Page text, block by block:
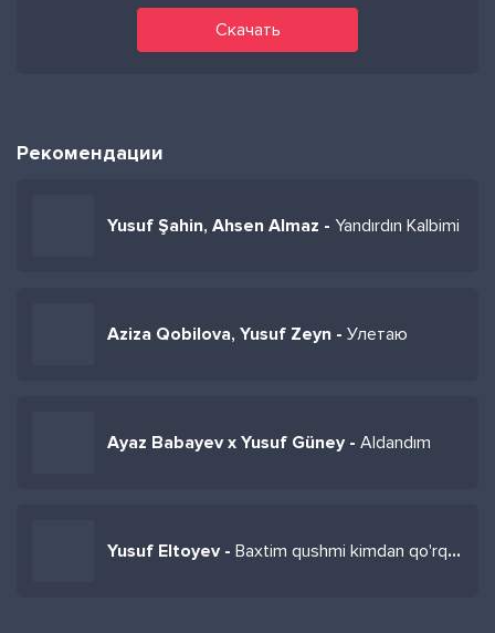
Скачать
Рекомендации
Yusuf Şahin, Ahsen Almaz - Yandırdın Kalbimi
Aziza Qobilova, Yusuf Zeyn - Улетаю
Ayaz Babayev x Yusuf Güney - Aldandım
Yusuf Eltoyev - Baxtim qushmi kimdan qo'rqdi uchib ketdi